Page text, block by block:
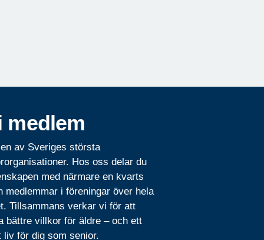
medlem
av Sveriges största
Hos oss delar du
med närmare en kvarts
medlemmar i föreningar över hela
Tillsammans verkar vi för att
bättre villkor för äldre – och ett
liv för dig som senior.